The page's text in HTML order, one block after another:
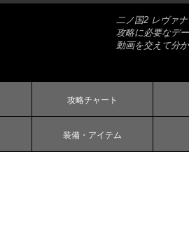
二ノ国2 レヴァ
攻略に必要なデ
動画を交えて分
攻略チャート
装備・アイテム